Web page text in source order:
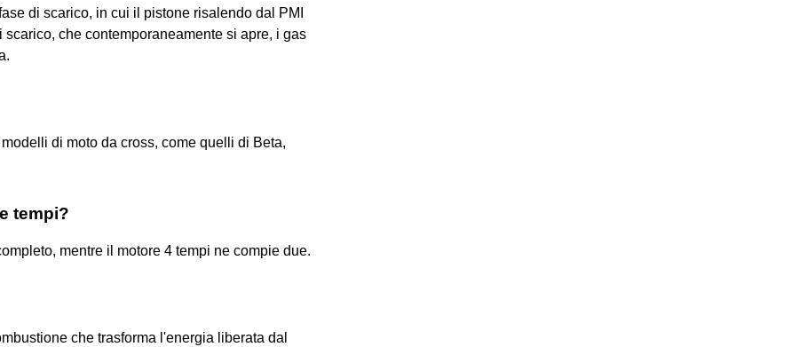
di scarico, in cui il pistone risalendo dal PMI
che contemporaneamente si apre, i gas
di moto da cross, come quelli di Beta,
tempi?
mentre il motore 4 tempi ne compie due.
che trasforma l'energia liberata dal